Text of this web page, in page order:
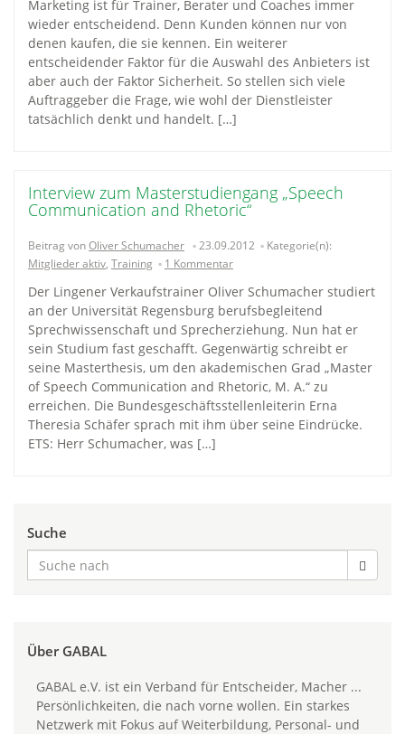
Marketing ist für Trainer, Berater und Coaches immer
wieder entscheidend. Denn Kunden können nur von
denen kaufen, die sie kennen. Ein weiterer
entscheidender Faktor für die Auswahl des Anbieters ist
aber auch der Faktor Sicherheit. So stellen sich viele
Auftraggeber die Frage, wie wohl der Dienstleister
tatsächlich denkt und handelt. […]
Interview zum Masterstudiengang „Speech
Communication and Rhetoric“
Beitrag vonOliver Schumacher 23.09.2012
Kategorie(n):
Mitglieder aktiv, Training 1 Kommentar
Der Lingener Verkaufstrainer Oliver Schumacher studiert
an der Universität Regensburg berufsbegleitend
Sprechwissenschaft und Sprecherziehung. Nun hat er
sein Studium fast geschafft. Gegenwärtig schreibt er
seine Masterthesis, um den akademischen Grad „Master
of Speech Communication and Rhetoric, M. A.“ zu
erreichen. Die Bundesgeschäftsstellenleiterin Erna
Theresia Schäfer sprach mit ihm über seine Eindrücke.
ETS: Herr Schumacher, was […]
Suche
Über GABAL
GABAL e.V. ist ein Verband für Entscheider, Macher ...
Persönlichkeiten, die nach vorne wollen. Ein starkes
Netzwerk mit Fokus auf Weiterbildung, Personal- und